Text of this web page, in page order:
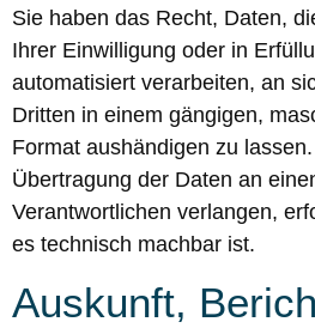
Sie haben das Recht, Daten,
Ihrer Einwilligung oder in
automatisiert verarbeiten, an
Dritten in einem gängigen,
Format aushändigen zu
Übertragung der Daten an
Verantwortlichen verlangen,
es technisch machbar ist.
Auskunft,